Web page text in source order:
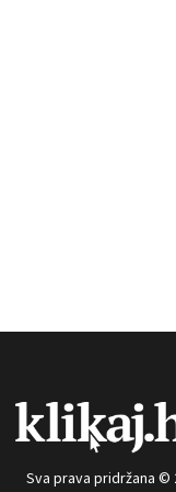
Sva prava pridržana ©